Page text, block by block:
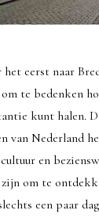
het eerst naar
te bedenken
kunt halen.
van Nederland
en
om te
een paar